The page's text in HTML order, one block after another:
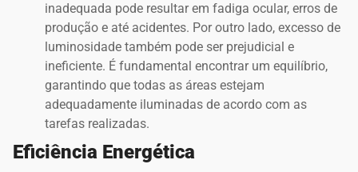
inadequada pode resultar em fadiga ocular, erros de
produção e até acidentes. Por outro lado, excesso de
luminosidade também pode ser prejudicial e
ineficiente. É fundamental encontrar um equilíbrio,
garantindo que todas as áreas estejam
adequadamente iluminadas de acordo com as
tarefas realizadas.
Eficiência Energética